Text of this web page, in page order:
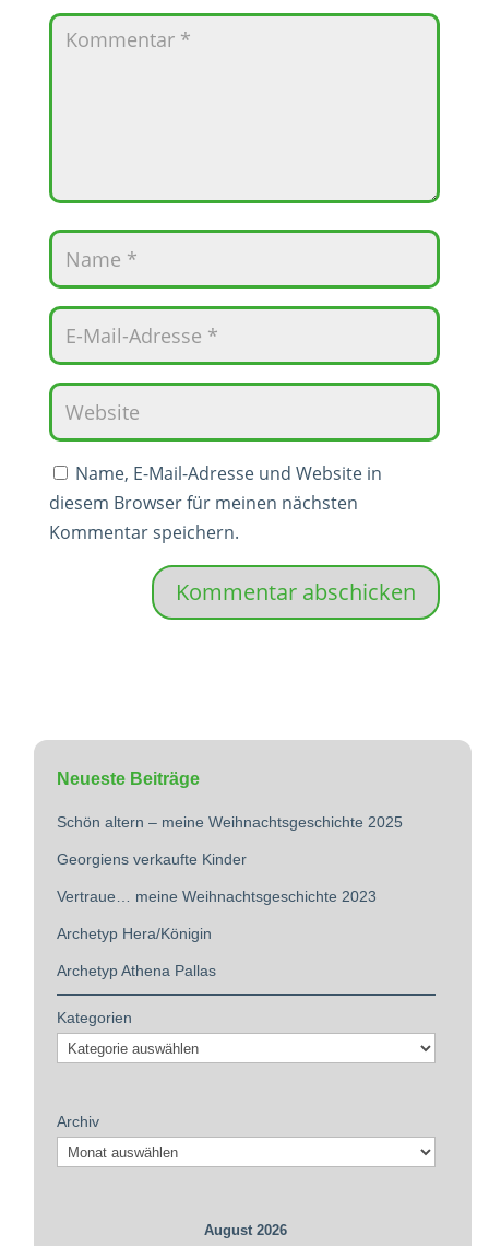
Name, E-Mail-Adresse und Website in
diesem Browser für meinen nächsten
Kommentar speichern.
Kommentar abschicken
Neueste Beiträge
Schön altern – meine Weihnachtsgeschichte 2025
Georgiens verkaufte Kinder
Vertraue… meine Weihnachtsgeschichte 2023
Archetyp Hera/Königin
Archetyp Athena Pallas
Kategorien
Archiv
August 2026